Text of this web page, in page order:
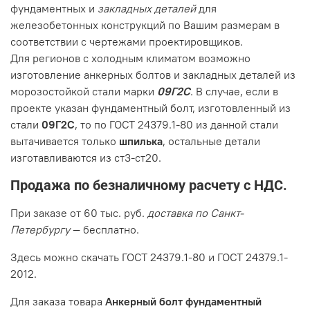
фундаментных и закладных деталейдля
железобетонных конструкций по Вашим размерам в
соответствии с чертежами проектировщиков.
Для регионов с холодным климатом возможно
изготовление анкерных болтов и закладных деталей из
морозостойкой стали марки 09Г2С. В случае, если в
проекте указан фундаментный болт, изготовленный из
стали 09Г2С, то по ГОСТ 24379.1-80 из данной стали
вытачивается только шпилька, остальные детали
изготавливаются из ст3-ст20.
Продажа по безналичному расчету с НДС.
При заказе от 60 тыс. руб. доставка по Санкт-
Петербургу— бесплатно.
Здесь можно скачать ГОСТ 24379.1-80 и ГОСТ 24379.1-
2012.
Для заказа товара Анкерный болт фундаментный